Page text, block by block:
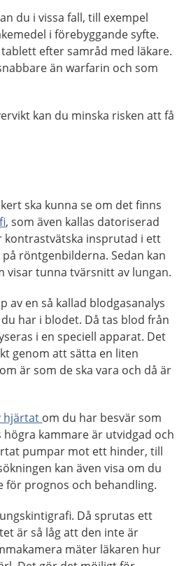
du i vissa fall, till exempel
i förebyggande syfte.
efter samråd med läkare.
än warfarin och som
kan du minska risken att få
ska kunna se om det finns
, som även kallas datoriserad
kontrastvätska insprutad i ett
röntgenbilderna. Sedan kan
visar tunna tvärsnitt av lungan.
av en så kallad blodgasanalys
har i blodet. Då tas blod från
i en speciell apparat. Det
genom att sätta en liten
är som de ska vara och då är
hjärtat om du har besvär som
kammare är utvidgad och
pumpar mot ett hinder, till
kan även visa om du
för prognos och behandling.
Då sprutas ett
är så låg att den inte är
mäter läkaren hur